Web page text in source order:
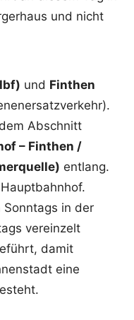
und nicht
und Finthen
Abschnitt
– Finthen /
entlang.
in der
vereinzelt
damit
eine